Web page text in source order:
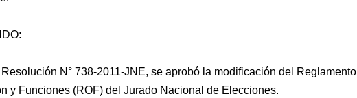
N° 738-2011-JNE, se aprobó la modificación del Reglamento
y Funciones (ROF) del Jurado Nacional de Elecciones.